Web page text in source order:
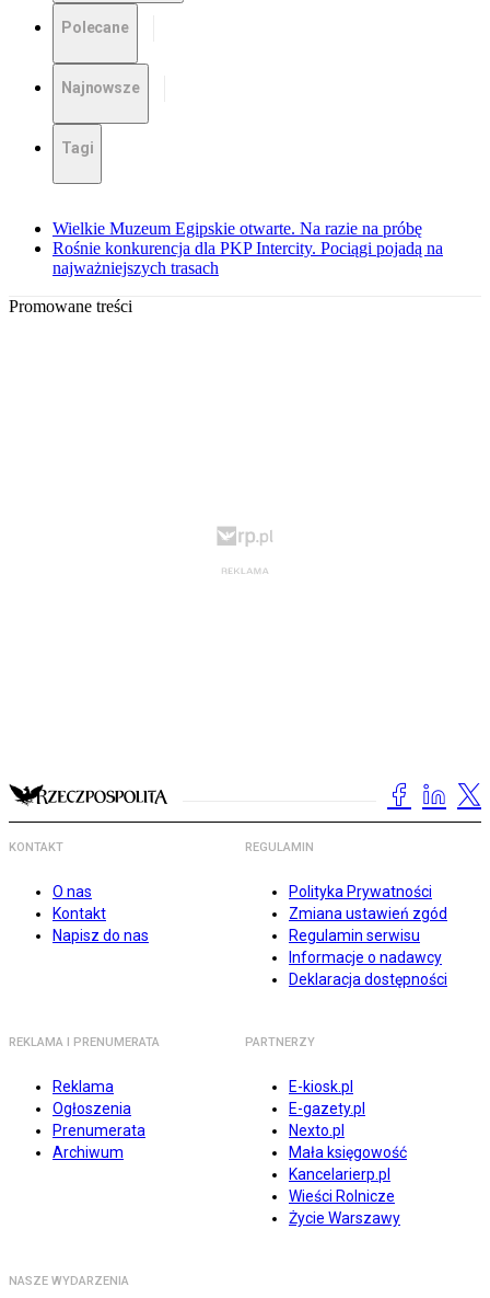
Polecane
Najnowsze
Tagi
Wielkie Muzeum Egipskie otwarte. Na razie na próbę
Rośnie konkurencja dla PKP Intercity. Pociągi pojadą na
najważniejszych trasach
Promowane treści
KONTAKT
O nas
Kontakt
Napisz do nas
REGULAMIN
Polityka Prywatności
Zmiana ustawień zgód
Regulamin serwisu
Informacje o nadawcy
Deklaracja dostępności
REKLAMA I PRENUMERATA
Reklama
Ogłoszenia
Prenumerata
Archiwum
PARTNERZY
E-kiosk.pl
E-gazety.pl
Nexto.pl
Mała księgowość
Kancelarierp.pl
Wieści Rolnicze
Życie Warszawy
NASZE WYDARZENIA